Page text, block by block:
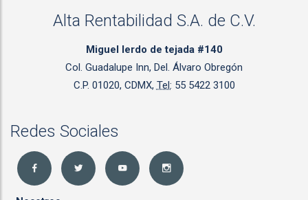
Alta Rentabilidad S.A. de C.V.
Miguel lerdo de tejada #140
Col. Guadalupe Inn, Del. Álvaro Obregón
C.P. 01020, CDMX, Tel: 55 5422 3100
Redes Sociales